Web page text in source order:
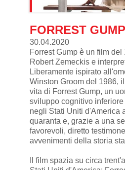
FORREST GUMP
30.04.2020
Forrest Gump è un film del
Robert Zemeckis e
Liberamente ispirato
Winston Groom del 1986,
vita di Forrest Gump, un
sviluppo cognitivo
negli Stati Uniti d'America
quaranta e, grazie a una
favorevoli, diretto
avvenimenti della storia
Il film spazia su circa